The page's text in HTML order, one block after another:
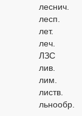
леснич.
лесп.
лет.
леч.
ЛЗС
лив.
лим.
листв.
льнообр.